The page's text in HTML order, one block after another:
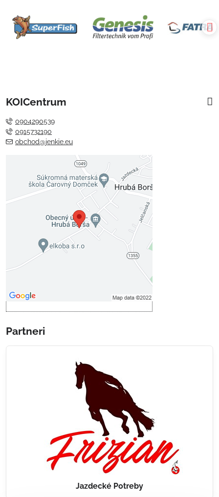
KOICentrum
0904290539
0915732190
obchod@jenkie.eu
Externý obsah je blokovaný
Voľbami súkromia
Prajete si načítať externý obsah?
Povoliť tentokrát
Povoliť a zapamätať - súhlas s
Partneri
Jazdecké Potreby